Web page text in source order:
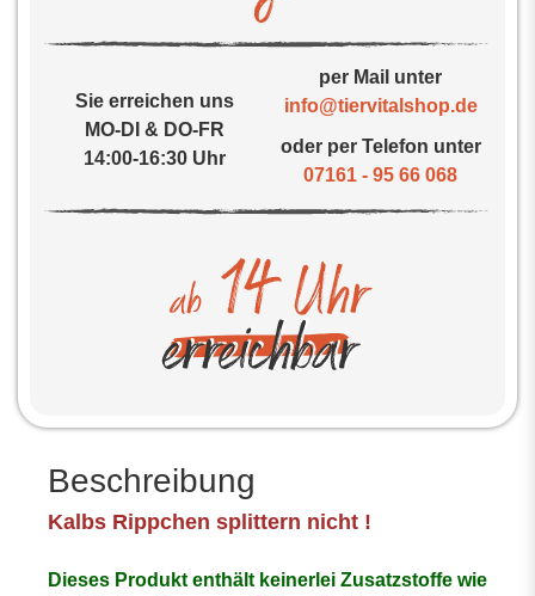
Sie erreichen uns
MO-DI & DO-FR
14:00-16:30 Uhr
per Mail unter
info@tiervitalshop.de
oder per Telefon unter
07161 - 95 66 068
Beschreibung
Kalbs Rippchen splittern nicht !
Dieses Produkt enthält keinerlei Zusatzstoffe wie